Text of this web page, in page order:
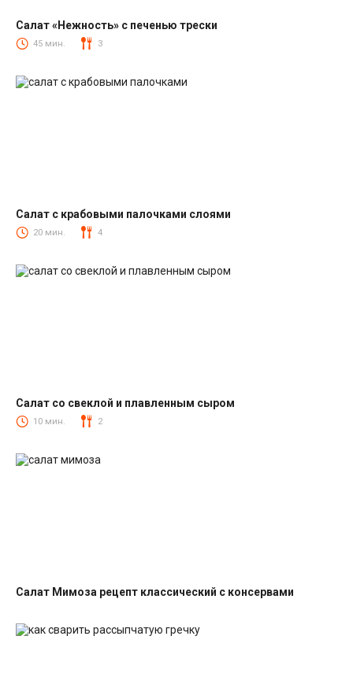
Салаты из печени трески
Салат «Нежность» с печенью трески
45 мин. 3
Салаты с крабовыми палочками
Салат с крабовыми палочками слоями
20 мин. 4
Салаты со свеклой
Салат со свеклой и плавленным сыром
10 мин. 2
Салат Мимоза рецепт классический с консервами